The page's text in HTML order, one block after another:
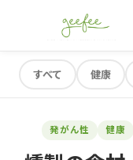
すべて 健康
発がん性 健康